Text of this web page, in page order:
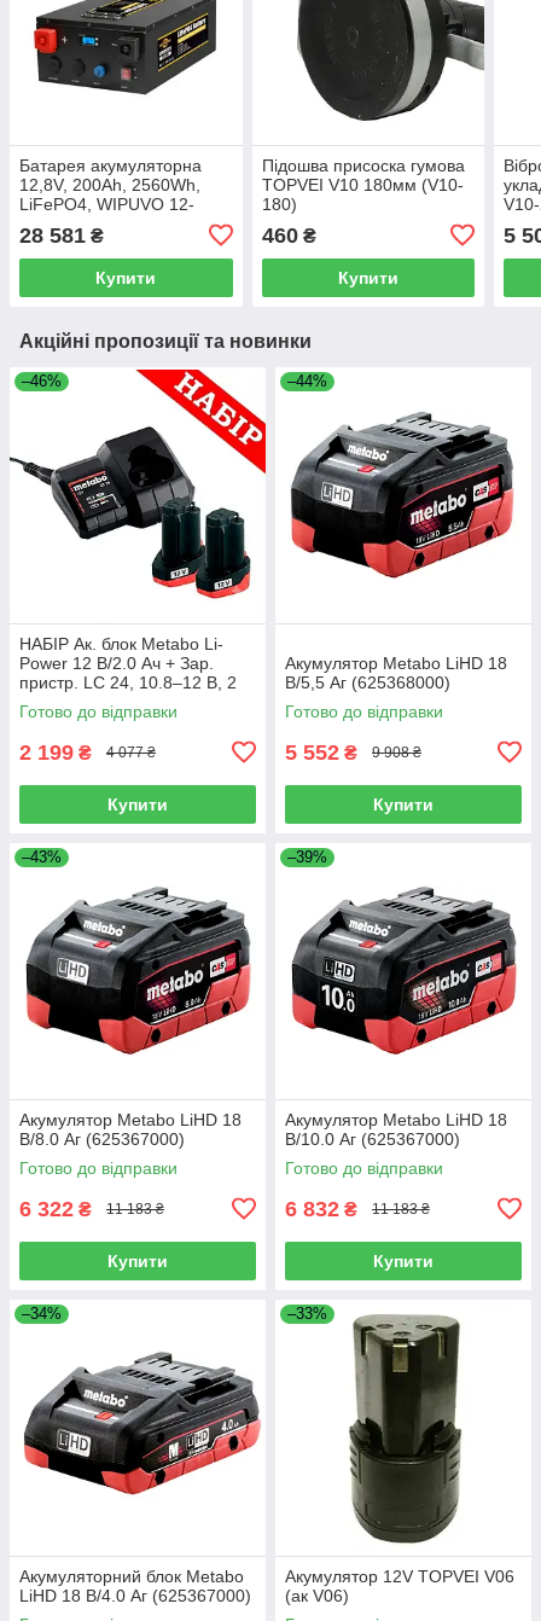
Батарея акумуляторна
12,8V, 200Ah, 2560Wh,
LiFePO4, WIPUVO 12-
200AH (BA-12200-JS-USB)
28 581 ₴
Купити
Підошва присоска гумова
TOPVEI V10 180мм (V10-
180)
460₴
Купити
5
Акційні пропозиції та новинки
–46%
НАБІР Ак. блок Metabo Li-
Power 12 В/2.0 Ач + Зар.
пристр. LC 24, 10.8–12 В, 2
А, Metabo PowerMaxx
Готово до відправки
2 199 ₴ 4 077 ₴
Купити
–44%
Акумулятор Metabo LiHD 18
В/5,5 Аг (625368000)
Готово до відправки
5 552 ₴ 9 908 ₴
Купити
–43%
Акумулятор Metabo LiHD 18
В/8.0 Аг (625367000)
Готово до відправки
6 322 ₴ 11 183 ₴
Купити
–39%
Акумулятор Metabo LiHD 18
В/10.0 Аг (625367000)
Готово до відправки
6 832 ₴ 11 183 ₴
Купити
–34%
Акумуляторний блок Metabo
LiHD 18 В/4.0 Аг (625367000)
–33%
Акумулятор 12V TOPVEI V06
(ак V06)